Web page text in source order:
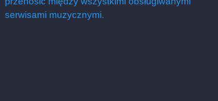
serwisami muzycznymi.